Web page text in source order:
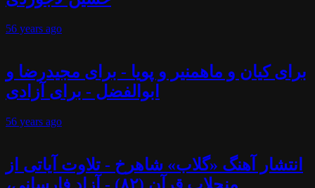
56 years ago
برای کیان و ماهمنیر و پویا - برای مجیدرضا و
ابوالفضل - برای آزادی
56 years ago
انتشار آهنگ «گلاب» شاهرخ - تلاوت آیاتی از
منجلاب قرآن (۸۲) - آزاد فارسانی،